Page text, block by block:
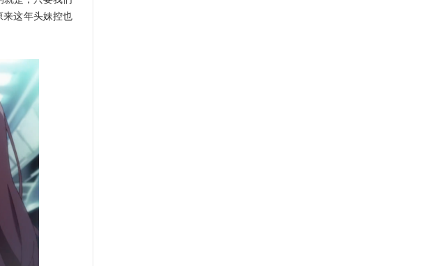
来这年头妹控也